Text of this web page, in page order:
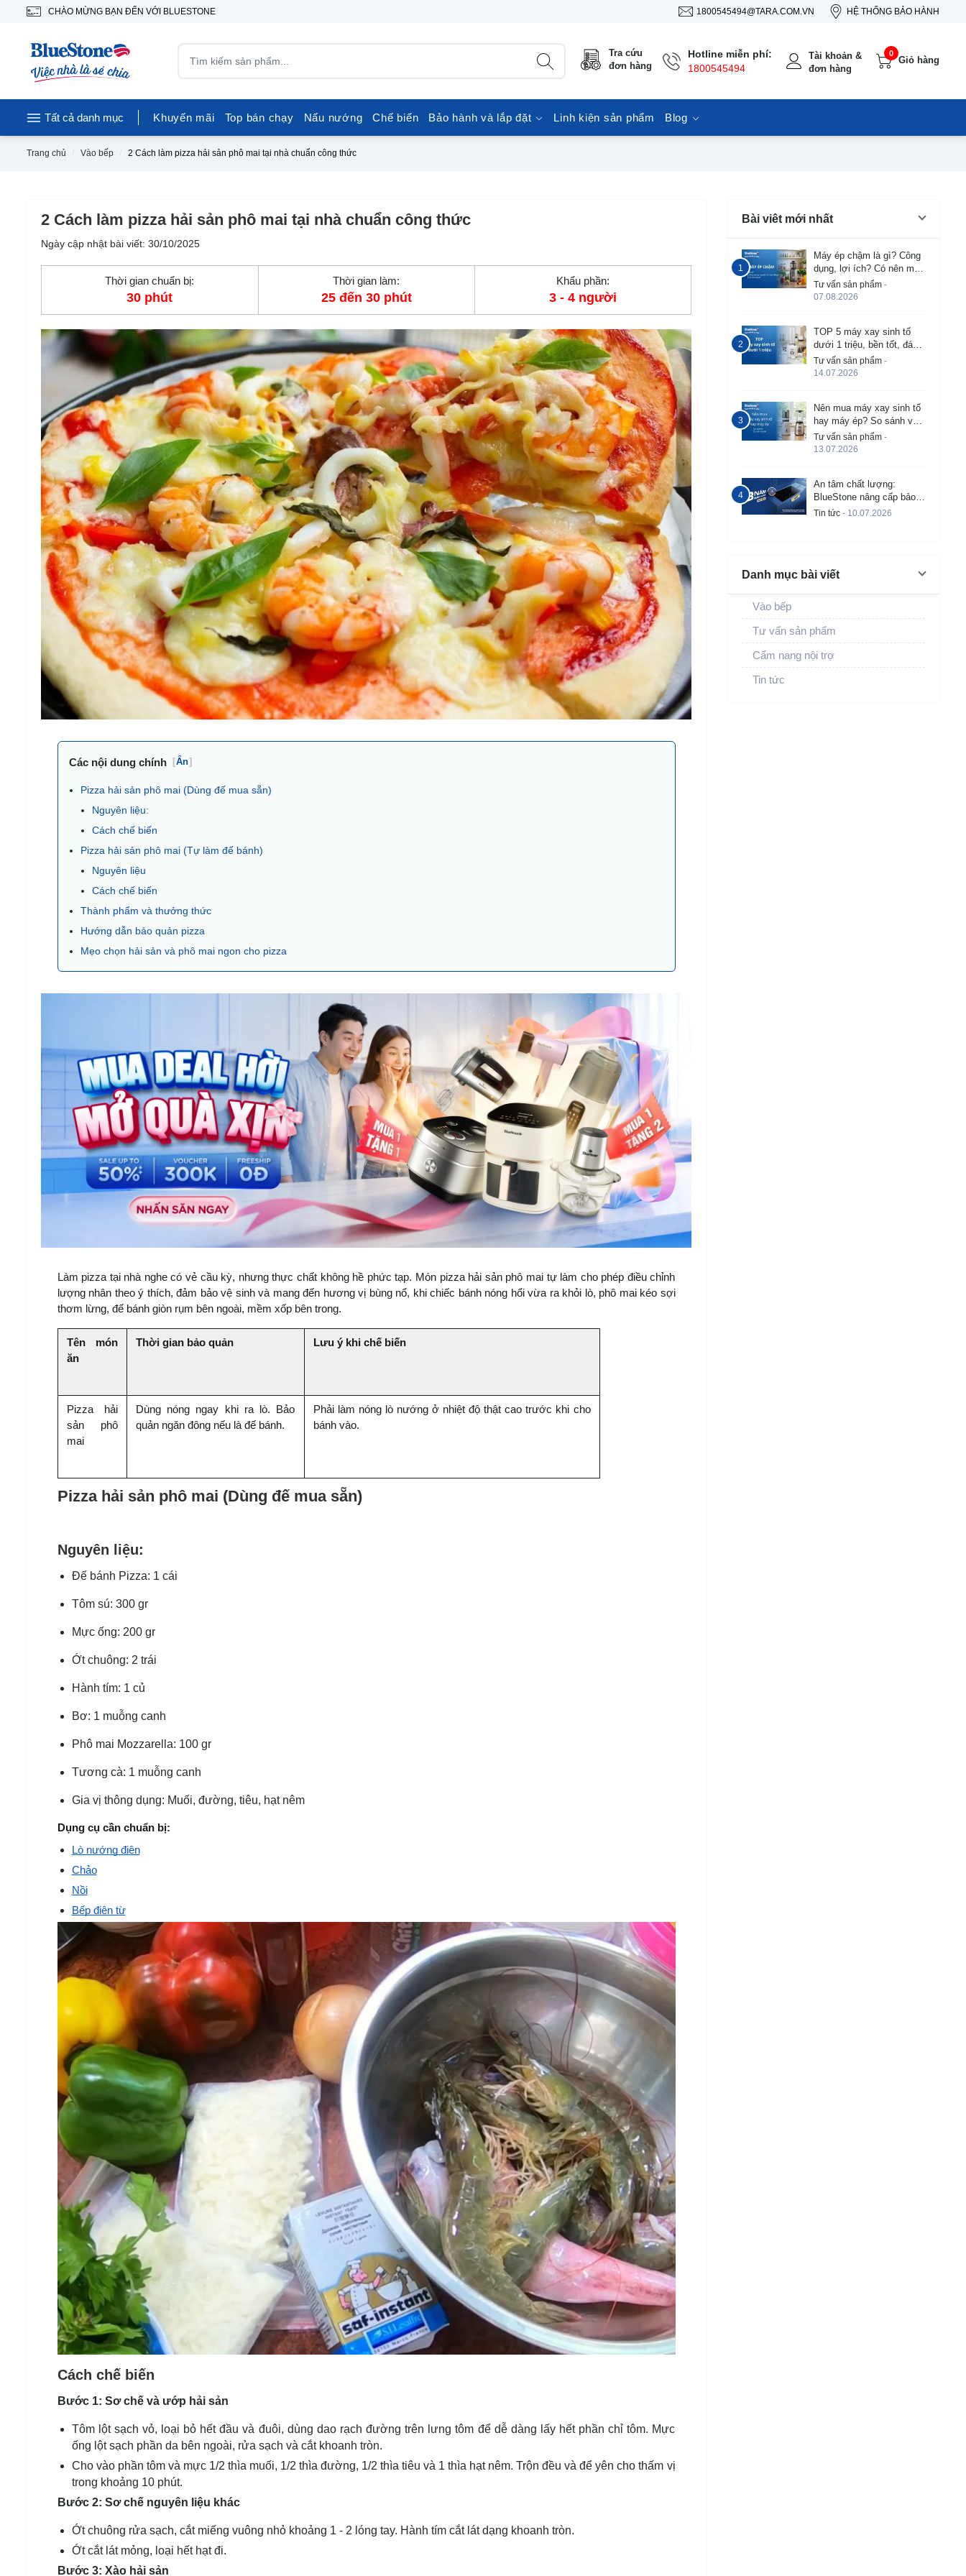
CHÀO MỪNG BẠN ĐẾN VỚI BLUESTONE 1800545494@TARA.COM.VN HỆ THỐNG BẢO HÀNH
Tra cứu
đơn hàng
Hotline miễn phí:
1800545494
Tài khoản &
đơn hàng
0
Giỏ hàng
Tất cả danh mục Khuyến mãi Top bán chạy Nấu nướng Chế biến Bảo hành và lắp đặt Linh kiện sản phẩm Blog
Trang chủ Vào bếp 2 Cách làm pizza hải sản phô mai tại nhà chuẩn công thức
2 Cách làm pizza hải sản phô mai tại nhà chuẩn công thức
Ngày cập nhật bài viết: 30/10/2025
Thời gian chuẩn bị:
30 phút
Thời gian làm:
25 đến 30 phút
Khẩu phần:
3 - 4 người
Các nội dung chính [Ẩn]
Pizza hải sản phô mai (Dùng đế mua sẵn)
Nguyên liệu:
Cách chế biến
Pizza hải sản phô mai (Tự làm đế bánh)
Nguyên liệu
Cách chế biến
Thành phẩm và thưởng thức
Hướng dẫn bảo quản pizza
Mẹo chọn hải sản và phô mai ngon cho pizza
Làm pizza tại nhà nghe có vẻ cầu kỳ, nhưng thực chất không hề phức tạp. Món pizza hải sản phô mai tự làm cho phép điều chỉnh
lượng nhân theo ý thích, đảm bảo vệ sinh và mang đến hương vị bùng nổ, khi chiếc bánh nóng hổi vừa ra khỏi lò, phô mai kéo sợi
thơm lừng, đế bánh giòn rụm bên ngoài, mềm xốp bên trong.
Tên món
ăn
Thời gian bảo quản Lưu ý khi chế biến
Pizza hải
sản phô
mai
Dùng nóng ngay khi ra lò. Bảo
quản ngăn đông nếu là đế bánh.
Phải làm nóng lò nướng ở nhiệt độ thật cao trước khi cho
bánh vào.
Pizza hải sản phô mai (Dùng đế mua sẵn)
Nguyên liệu:
Đế bánh Pizza: 1 cái
Tôm sú: 300 gr
Mực ống: 200 gr
Ớt chuông: 2 trái
Hành tím: 1 củ
Bơ: 1 muỗng canh
Phô mai Mozzarella: 100 gr
Tương cà: 1 muỗng canh
Gia vị thông dụng: Muối, đường, tiêu, hạt nêm
Dụng cụ cần chuẩn bị:
Lò nướng điện
Chảo
Nồi
Bếp điện từ
Cách chế biến
Bước 1: Sơ chế và ướp hải sản
Tôm lột sạch vỏ, loại bỏ hết đầu và đuôi, dùng dao rạch đường trên lưng tôm để dễ dàng lấy hết phần chỉ tôm. Mực
ống lột sạch phần da bên ngoài, rửa sạch và cắt khoanh tròn.
Cho vào phần tôm và mực 1/2 thìa muối, 1/2 thìa đường, 1/2 thìa tiêu và 1 thìa hạt nêm. Trộn đều và để yên cho thấm vị
trong khoảng 10 phút.
Bước 2: Sơ chế nguyên liệu khác
Ớt chuông rửa sạch, cắt miếng vuông nhỏ khoảng 1 - 2 lóng tay. Hành tím cắt lát dạng khoanh tròn.
Ớt cắt lát mỏng, loại hết hạt đi.
Bước 3: Xào hải sản
Bài viêt mới nhất
Máy ép chậm là gì? Công
dụng, lợi ích? Có nên mua
không?
Tư vấn sản phẩm -
07.08.2026
TOP 5 máy xay sinh tố
dưới 1 triệu, bền tốt, đáng
mua 2026
Tư vấn sản phẩm -
14.07.2026
Nên mua máy xay sinh tố
hay máy ép? So sánh và
tư vấn chi tiết
Tư vấn sản phẩm -
13.07.2026
An tâm chất lượng:
BlueStone nâng cấp bảo
hành bếp từ âm lên đến 3
Tin tức - 10.07.2026
Danh mục bài viết
Vào bếp
Tư vấn sản phẩm
Cẩm nang nội trợ
Tin tức